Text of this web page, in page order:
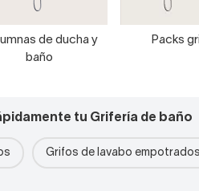
de ducha y
baño
Packs
tu Grifería de baño
Grifos de lavabo empotrados